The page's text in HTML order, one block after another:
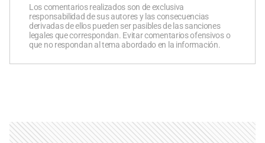
Los comentarios realizados son de exclusiva
responsabilidad de sus autores y las consecuencias
derivadas de ellos pueden ser pasibles de las sanciones
legales que correspondan. Evitar comentarios ofensivos o
que no respondan al tema abordado en la información.